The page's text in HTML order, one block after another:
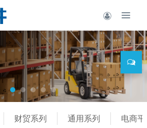
财贸系列 通用系列 电商